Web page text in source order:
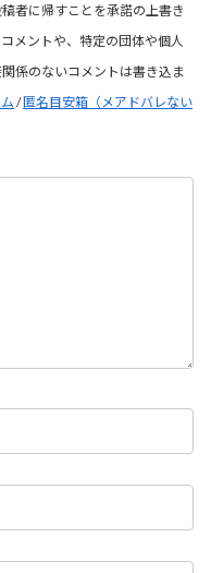
者に帰すことを承諾の上書き
メントや、特定の団体や個人
係のないコメントは書き込ま
/匿名目安箱（メアドバレない